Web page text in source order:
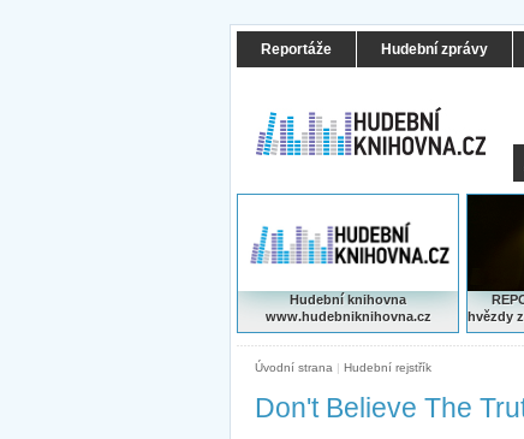
Reportáže Hudební zprávy
Hudební knihovna
www.hudebniknihovna.cz
hvězdy
Úvodní strana | Hudební rejstřík
Don't Believe The